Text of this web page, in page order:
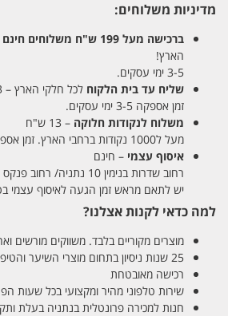
מדיניות משלוחים:
ברכישה מעל 199 ש"ח משלוחים
הארץ!
3-5 ימי עסקים.
שליח עד בית הלקוח לכל חלקי הארץ – 23 ש"ח
זמן אספקה 3-5 ימי עסקים.
משלוח לנקודות חלוקה – 13 ש"ח
מעל ל1000 נקודות ברחבי הארץ. זמן אספקה 5-8 ימי עסקים.
איסוף עצמי – חינם
רחוב שדרות בנימין 10 נתניה/ רחוב פנקס 12 נתניה – לבחירתכם
יש לתאם מראש זמן הגעה לאיסוף עצמי בטלפון 09-
למה כדאי לקנות אצלנו?
מוצרים מקוריים בלבד. משווקים מורשים
25 שנות ניסיון בתחום מוצרי השיער והטיפוח
רכישה מאובטחת
שירות טלפוני מהיר ומקצועי בכל שעות
חנות למכירה פרונטלית בנתניה בעלת ותק של 23